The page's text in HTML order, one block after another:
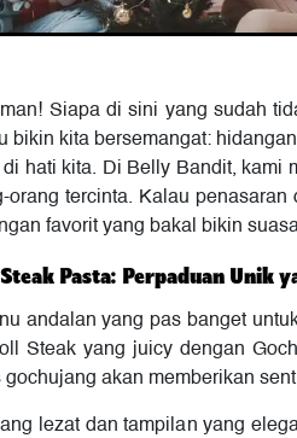
Siapa di sini yang sudah
bikin kita bersemangat:
hati kita. Di Belly Bandit, kami
orang tercinta. Kalau
favorit yang bakal bikin
Pasta: Perpaduan Unik
andalan yang pas banget
Steak yang juicy dengan
gochujang akan memberikan
lezat dan tampilan yang